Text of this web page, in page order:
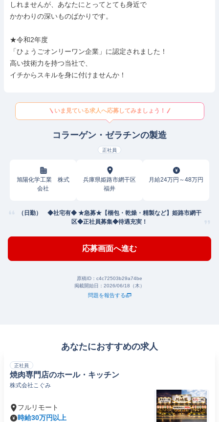
しれませんが、あなたにとってとても身近で
かかわりの深いものばかりです。
★令和2年度
「ひょうごオンリーワン企業」に認定されました！
高い技術力を持つ当社で、
イチからスキルを身に付けませんか！
いま見ている求人へ応募してみましょう！
コラーゲン・ゼラチンの製造
正社員
旭陽化学工業 株式
会社
兵庫県姫路市網干区
福井
月給24万円～48万円
（日勤） ◆社宅有◆ ★急募★【梱包・乾燥・精製など】姫路市網干
区◆正社員募集◆待遇充実！
応募画面へ進む
原稿ID： c4c72503b29a74be
掲載開始日： 2026/06/18（木）
問題を報告する
あなたにおすすめの求人
正社員
焼肉専門店のホール・キッチン
株式会社こぐみ
フルリモート
時給30万円以上